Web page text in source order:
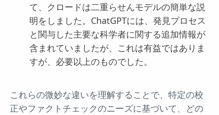
て、クロードは二重らせんモデルの簡単な説
明をしました。ChatGPTには、発見プロセス
と関与した主要な科学者に関する追加情報が
含まれていましたが、これは有益ではありま
すが、必要以上のものでした。
これらの微妙な違いを理解することで、特定の校
正やファクトチェックのニーズに基づいて、どの